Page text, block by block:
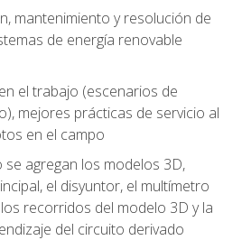
mantenimiento y resolución de
de energía renovable
el trabajo (escenarios de
mejores prácticas de servicio al
en el campo
agregan los modelos 3D,
el disyuntor, el multímetro
recorridos del modelo 3D y la
del circuito derivado